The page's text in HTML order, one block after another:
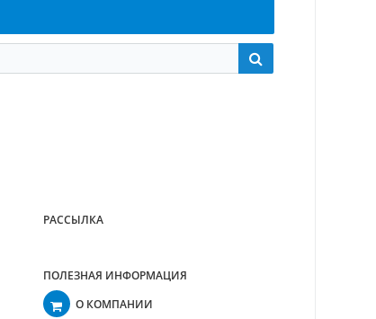
РАССЫЛКА
ПОЛЕЗНАЯ ИНФОРМАЦИЯ
О КОМПАНИИ